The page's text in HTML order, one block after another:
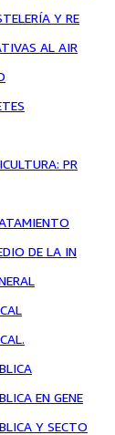
Y RE
AL AIR
PR
DE LA IN
EN GENE
Y SECTO